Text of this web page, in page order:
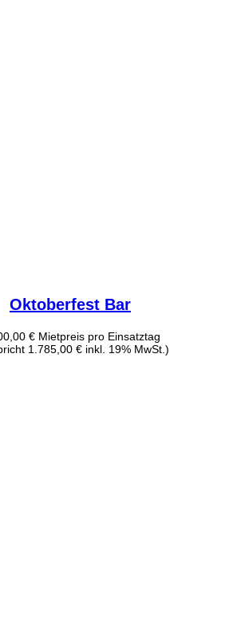
Oktoberfest Bar
€Mietpreis pro Einsatztag
1.785,00 € inkl. 19% MwSt.)